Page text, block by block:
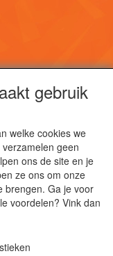
folies, buizen
en
gebruik
welke cookies we
geen
ons de site en je
ze ons om onze
brengen. Ga je voor
voordelen? Vink dan